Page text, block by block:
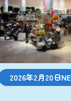
2026年2月20日
ンタウン